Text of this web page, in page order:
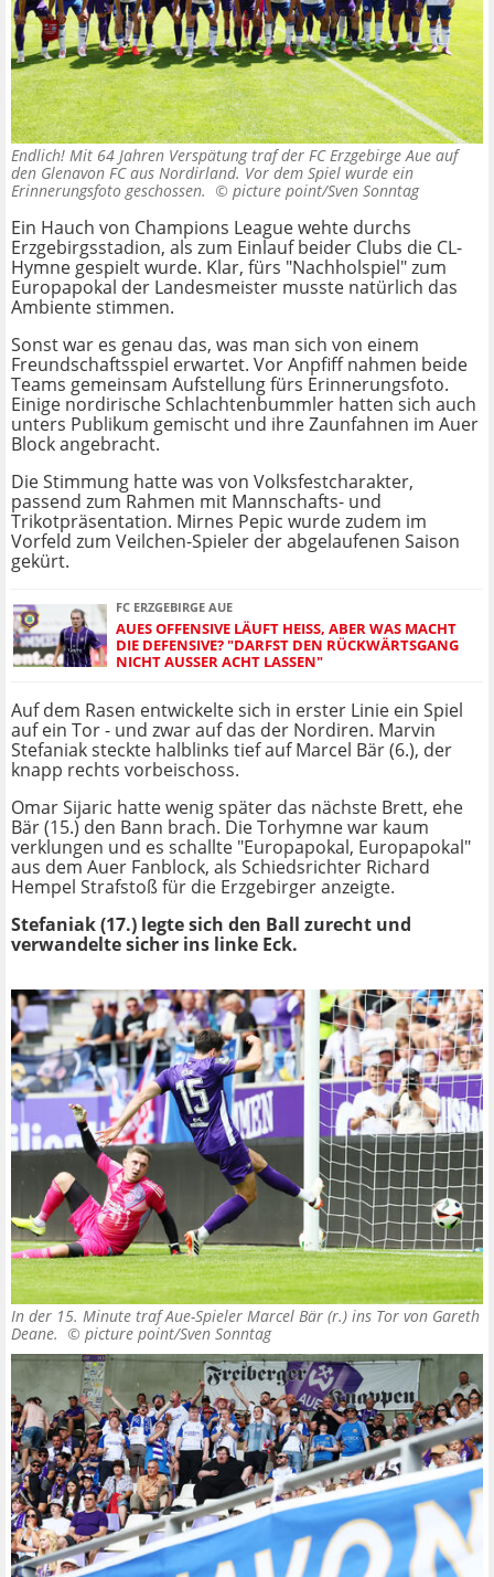
Endlich! Mit 64 Jahren Verspätung traf der FC Erzgebirge Aue auf
den Glenavon FC aus Nordirland. Vor dem Spiel wurde ein
Erinnerungsfoto geschossen. © picture point/Sven Sonntag
Ein Hauch von Champions League wehte durchs
Erzgebirgsstadion, als zum Einlauf beider Clubs die CL-
Hymne gespielt wurde. Klar, fürs "Nachholspiel" zum
Europapokal der Landesmeister musste natürlich das
Ambiente stimmen.
Sonst war es genau das, was man sich von einem
Freundschaftsspiel erwartet. Vor Anpfiff nahmen beide
Teams gemeinsam Aufstellung fürs Erinnerungsfoto.
Einige nordirische Schlachtenbummler hatten sich auch
unters Publikum gemischt und ihre Zaunfahnen im Auer
Block angebracht.
Die Stimmung hatte was von Volksfestcharakter,
passend zum Rahmen mit Mannschafts- und
Trikotpräsentation. Mirnes Pepic wurde zudem im
Vorfeld zum Veilchen-Spieler der abgelaufenen Saison
gekürt.
FC ERZGEBIRGE AUE
AUES OFFENSIVE LÄUFT HEISS, ABER WAS MACHT D
IE DEFENSIVE? "DARFST DEN RÜCKWÄRTSGANG N
ICHT AUSSER ACHT LASSEN"
Auf dem Rasen entwickelte sich in erster Linie ein Spiel
auf ein Tor - und zwar auf das der Nordiren. Marvin
Stefaniak steckte halblinks tief auf Marcel Bär (6.), der
knapp rechts vorbeischoss.
Omar Sijaric hatte wenig später das nächste Brett, ehe
Bär (15.) den Bann brach. Die Torhymne war kaum
verklungen und es schallte "Europapokal, Europapokal"
aus dem Auer Fanblock, als Schiedsrichter Richard
Hempel Strafstoß für die Erzgebirger anzeigte.
Stefaniak (17.) legte sich den Ball zurecht und
verwandelte sicher ins linke Eck.
In der 15. Minute traf Aue-Spieler Marcel Bär (r.) ins Tor von Gareth
Deane. © picture point/Sven Sonntag